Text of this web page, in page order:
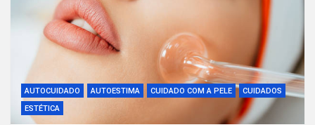
AUTOCUIDADO AUTOESTIMA CUIDADO COM A PELE
CUIDADOS
ESTÉTICA